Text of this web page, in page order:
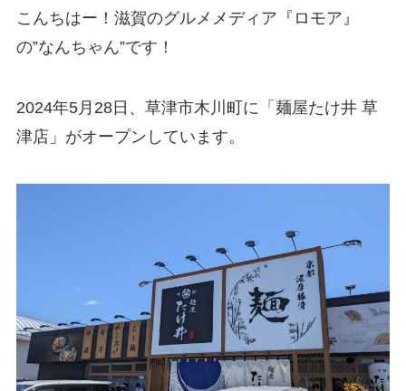
こんちはー！滋賀のグルメメディア『ロモア』
の”なんちゃん”です！
2024年5月28日、草津市木川町に「麺屋たけ井 草
津店」がオープンしています。